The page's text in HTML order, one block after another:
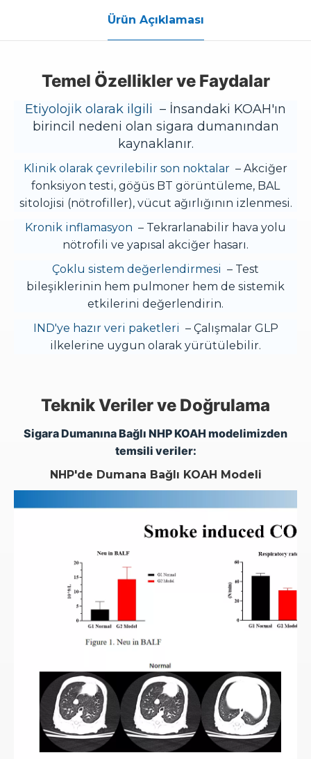
Ürün Açıklaması
Temel Özellikler ve Faydalar
Etiyolojik olarak ilgili – İnsandaki KOAH'ın
birincil nedeni olan sigara dumanından
kaynaklanır.
Klinik olarak çevrilebilir son noktalar – Akciğer
fonksiyon testi, göğüs BT görüntüleme, BAL
sitolojisi (nötrofiller), vücut ağırlığının izlenmesi.
Kronik inflamasyon – Tekrarlanabilir hava yolu
nötrofili ve yapısal akciğer hasarı.
Çoklu sistem değerlendirmesi – Test
bileşiklerinin hem pulmoner hem de sistemik
etkilerini değerlendirin.
IND'ye hazır veri paketleri – Çalışmalar GLP
ilkelerine uygun olarak yürütülebilir.
Teknik Veriler ve Doğrulama
Sigara Dumanına Bağlı NHP KOAH modelimizden
temsili veriler:
NHP'de Dumana Bağlı KOAH Modeli